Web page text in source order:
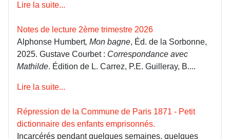
Lire la suite...
Notes de lecture 2ème trimestre 2026
Alphonse Humbert, Mon bagne, Éd. de la Sorbonne,
2025. Gustave Courbet : Correspondance avec
Mathilde. Édition de L. Carrez, P.E. Guilleray, B....
Lire la suite...
Répression de la Commune de Paris 1871 - Petit
dictionnaire des enfants emprisonnés.
Incarcérés pendant quelques semaines, quelques